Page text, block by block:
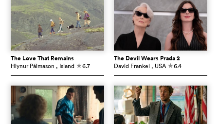
The Love That Remains
Hlynur Pálmason , Island c6.7
The Devil Wears Prada 2
David Frankel , USA c6.4